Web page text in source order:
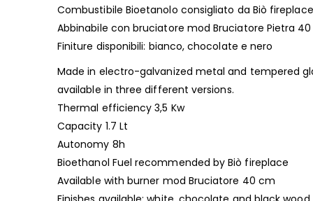
Combustibile Bioetanolo consigliato da Biò fireplace
Abbinabile con bruciatore mod Bruciatore Pietra 40
Finiture disponibili: bianco, chocolate e nero
Made in electro-galvanized metal and tempered
available in three different versions.
Thermal efficiency 3,5 Kw
Capacity 1.7 Lt
Autonomy 8h
Bioethanol Fuel recommended by Biò fireplace
Available with burner mod Bruciatore 40 cm